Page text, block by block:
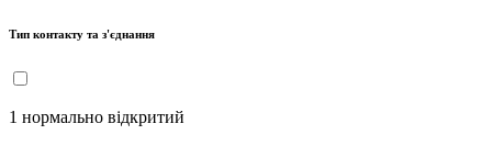
Тип контакту та з'єднання
1 нормально відкритий